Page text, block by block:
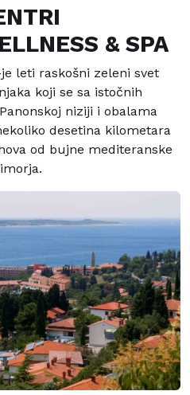
& SPA
leti raskošni zeleni svet
koji se sa istočnih
niziji i obalama
desetina kilometara
od bujne mediteranske